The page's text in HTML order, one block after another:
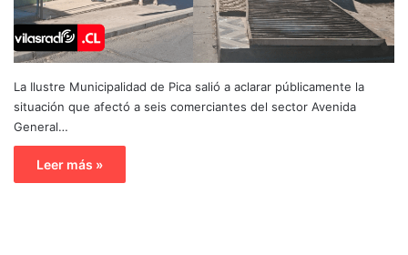
La Ilustre Municipalidad de Pica salió a aclarar públicamente la
situación que afectó a seis comerciantes del sector Avenida
General…
Leer más »